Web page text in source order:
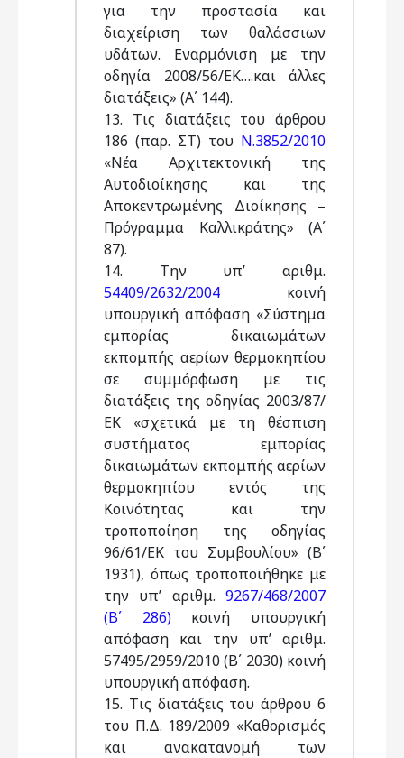
για την προστασία και
διαχείριση των θαλάσσιων
υδάτων. Εναρμόνιση με την
οδηγία 2008/56/ΕΚ….και άλλες
διατάξεις» (Α΄ 144).
13. Tις διατάξεις του άρθρου
186 (παρ. ΣΤ) του Ν.3852/2010
«Νέα Αρχιτεκτονική της
Αυτοδιοίκησης και της
Αποκεντρωμένης Διοίκησης –
Πρόγραμμα Καλλικράτης» (Α΄
87).
14. Την υπ’ αριθμ.
54409/2632/2004 κοινή
υπουργική απόφαση «Σύστημα
εμπορίας δικαιωμάτων
εκπομπής αερίων θερμοκηπίου
σε συμμόρφωση με τις
διατάξεις της οδηγίας 2003/87/
ΕΚ «σχετικά με τη θέσπιση
συστήματος εμπορίας
δικαιωμάτων εκπομπής αερίων
θερμοκηπίου εντός της
Κοινότητας και την
τροποποίηση της οδηγίας
96/61/ΕΚ του Συμβουλίου» (Β΄
1931), όπως τροποποιήθηκε με
την υπ’ αριθμ. 9267/468/2007
(Β΄ 286)κοινή υπουργική
απόφαση και την υπ’ αριθμ.
57495/2959/2010 (Β΄ 2030) κοινή
υπουργική απόφαση.
15. Tις διατάξεις του άρθρου 6
του Π.Δ. 189/2009 «Καθορισμός
και ανακατανομή των